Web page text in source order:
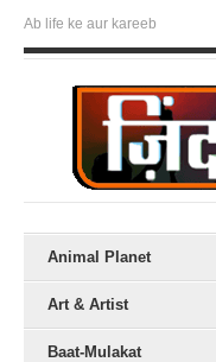
Ab life ke aur kareeb
Animal Planet
Art & Artist
Baat-Mulakat